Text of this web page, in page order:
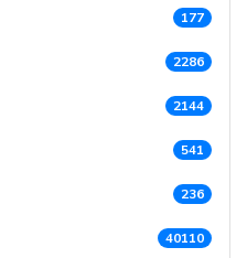
177
2286
2144
541
236
40110